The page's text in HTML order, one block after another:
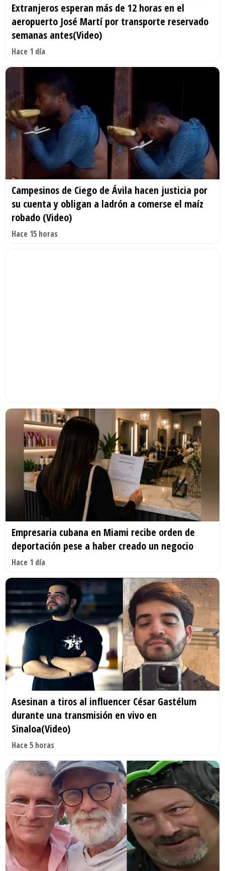
Extranjeros esperan más de 12 horas en el
aeropuerto José Martí por transporte reservado
semanas antes(Video)
Hace 1 día
Campesinos de Ciego de Ávila hacen justicia por
su cuenta y obligan a ladrón a comerse el maíz
robado (Video)
Hace 15 horas
Empresaria cubana en Miami recibe orden de
deportación pese a haber creado un negocio
Hace 1 día
Asesinan a tiros al influencer César Gastélum
durante una transmisión en vivo en
Sinaloa(Video)
Hace 5 horas